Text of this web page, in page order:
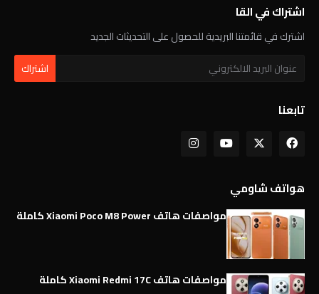
اشتراك في القا
اشترك في قائمتنا البريدية للحصول على التحديثات الجديد
تابعنا
هواتف شاومي
مواصفات هاتف Xiaomi Poco M8 Power كاملة
مواصفات هاتف Xiaomi Redmi 17C كاملة